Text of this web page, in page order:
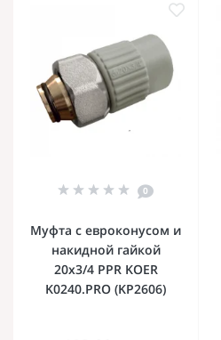
0
Муфта с евроконусом и
накидной гайкой
20x3/4 PPR KOER
K0240.PRO (KP2606)